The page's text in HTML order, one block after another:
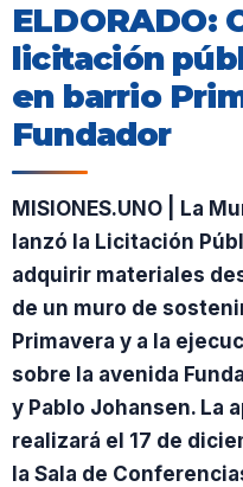
ELDORADO:
licitación
en barrio
Fundador
MISIONES.UNO | La
lanzó la Licitación
adquirir materiales
de un muro de
Primavera y a la
sobre la avenida
y Pablo Johansen. La
realizará el 17 de
la Sala de